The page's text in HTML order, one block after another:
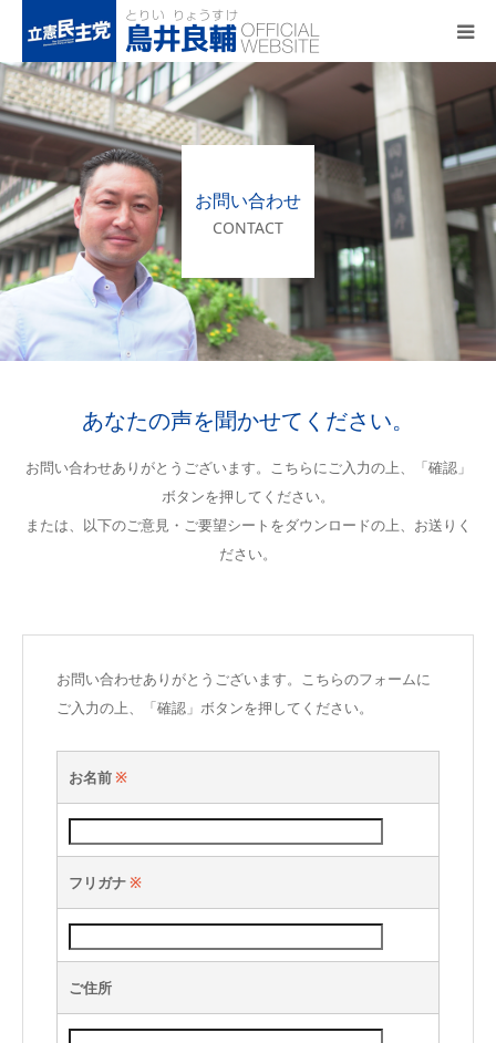
お問い合わせ
CONTACT
あなたの声を聞かせてください。
お問い合わせありがとうございます。こちらにご入力の上、「確認」
ボタンを押してください。
または、以下のご意見・ご要望シートをダウンロードの上、お送りく
ださい。
お問い合わせありがとうございます。こちらのフォームに
ご入力の上、「確認」ボタンを押してください。
お名前※
フリガナ※
ご住所
トップページ
基本政策
プロフィール
事務所アクセス